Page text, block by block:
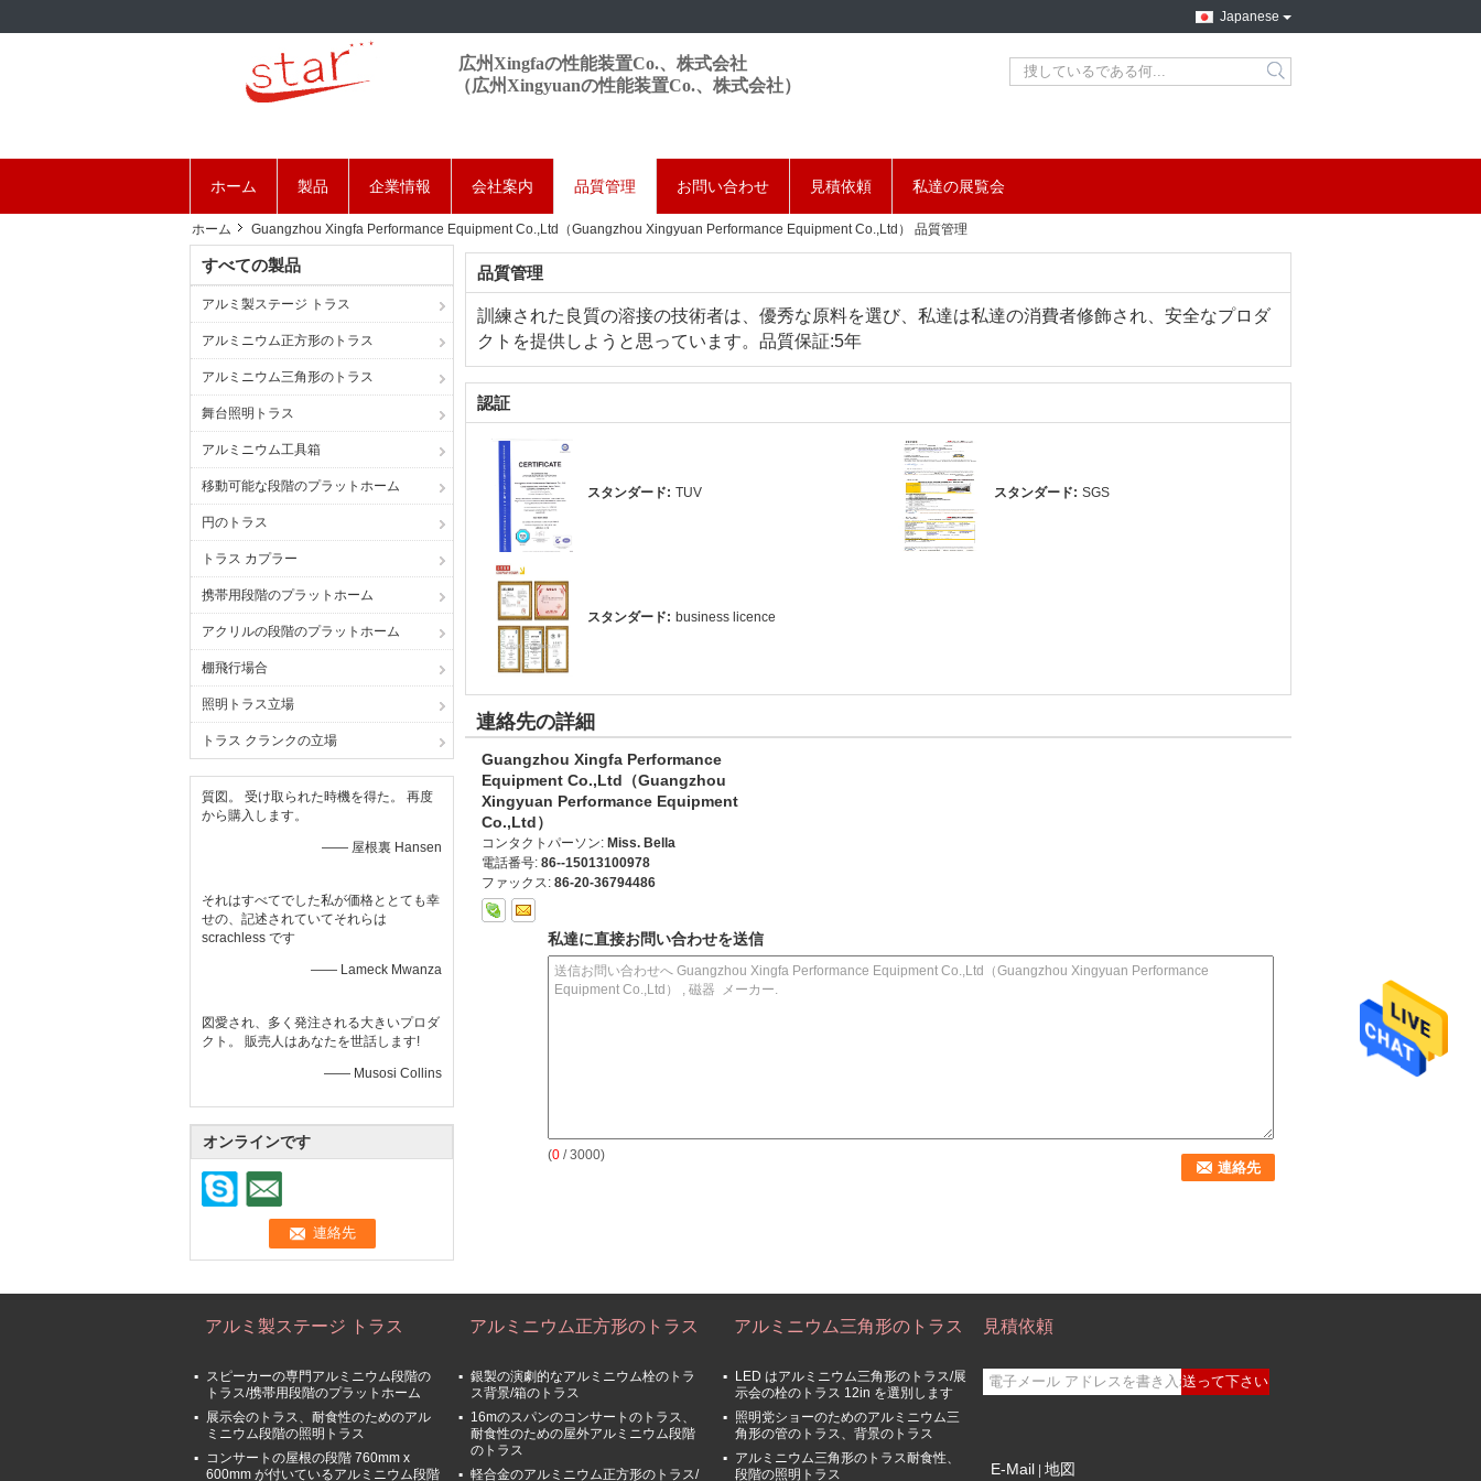
Japanese
広州Xingfaの性能装置Co.、株式会社
（広州Xingyuanの性能装置Co.、株式会社）
search
ホーム 製品 企業情報 会社案内 品質管理 お問い合わせ 見積依頼 私達の展覧会
ホーム Guangzhou Xingfa Performance Equipment Co.,Ltd（Guangzhou Xingyuan Performance Equipment Co.,Ltd） 品質管理
すべての製品
アルミ製ステージ トラス
アルミニウム正方形のトラス
アルミニウム三角形のトラス
舞台照明トラス
アルミニウム工具箱
移動可能な段階のプラットホーム
円のトラス
トラス カプラー
携帯用段階のプラットホーム
アクリルの段階のプラットホーム
棚飛行場合
照明トラス立場
トラス クランクの立場
質図。 受け取られた時機を得た。 再度
から購入します。
—— 屋根裏 Hansen
それはすべてでした私が価格ととても幸
せの、記述されていてそれらは
scrachless です
—— Lameck Mwanza
図愛され、多く発注される大きいプロダ
クト。 販売人はあなたを世話します!
—— Musosi Collins
オンラインです
品質管理
訓練された良質の溶接の技術者は、優秀な原料を選び、私達は私達の消費者修飾され、安全なプロダ
クトを提供しようと思っています。品質保証:5年
認証
スタンダード: TUV スタンダード: SGS
スタンダード: business licence
連絡先の詳細
Guangzhou Xingfa Performance
Equipment Co.,Ltd（Guangzhou
Xingyuan Performance Equipment
Co.,Ltd）
コンタクトパーソン: Miss. Bella
電話番号: 86--15013100978
ファックス: 86-20-36794486
私達に直接お問い合わせを送信
(0 / 3000)
アルミ製ステージ トラス
スピーカーの専門アルミニウム段階の
トラス/携帯用段階のプラットホーム
展示会のトラス、耐食性のためのアル
ミニウム段階の照明トラス
コンサートの屋根の段階 760mm x
600mm が付いているアルミニウム段階
アルミニウム正方形のトラス
銀製の演劇的なアルミニウム栓のトラ
ス背景/箱のトラス
16mのスパンのコンサートのトラス、
耐食性のための屋外アルミニウム段階
のトラス
軽合金のアルミニウム正方形のトラス/
アルミニウム三角形のトラス
LED はアルミニウム三角形のトラス/展
示会の栓のトラス 12in を選別します
照明党ショーのためのアルミニウム三
角形の管のトラス、背景のトラス
アルミニウム三角形のトラス耐食性、
段階の照明トラス
見積依頼
送って下さい
E-Mail | 地図